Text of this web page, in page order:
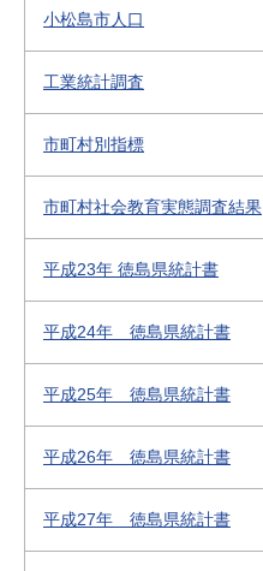
小松島市人口
工業統計調査
市町村別指標
市町村社会教育実態調査結果
平成23年 徳島県統計書
平成24年 徳島県統計書
平成25年 徳島県統計書
平成26年 徳島県統計書
平成27年 徳島県統計書